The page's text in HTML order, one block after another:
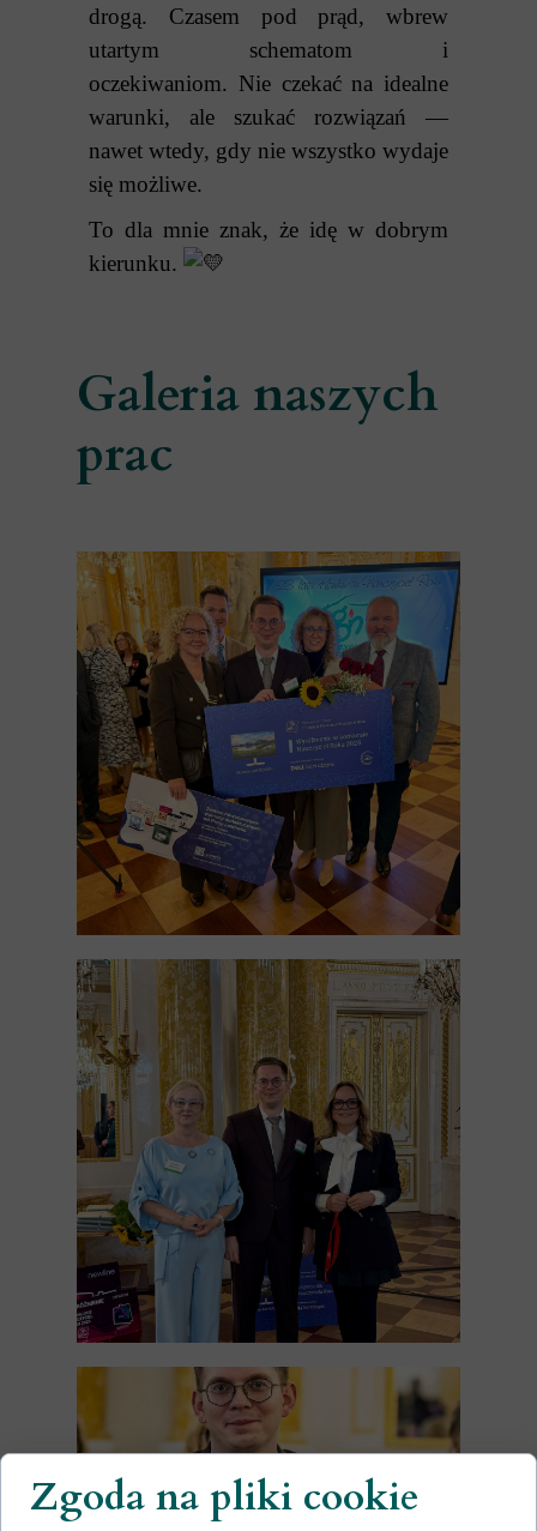
drogą. Czasem pod prąd, wbrew
utartym schematom i
oczekiwaniom. Nie czekać na idealne
warunki, ale szukać rozwiązań —
nawet wtedy, gdy nie wszystko wydaje
się możliwe.
To dla mnie znak, że idę w dobrym
kierunku.
Galeria naszych
prac
Zgoda na pliki cookie